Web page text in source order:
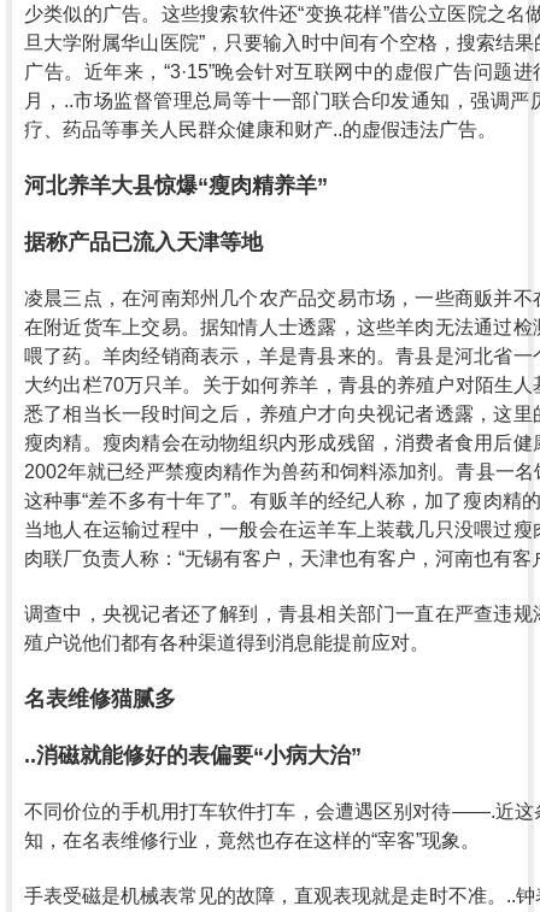
少类似的广告。这些搜索软件还“变换花样”借公立医院之名
旦大学附属华山医院”，只要输入时中间有个空格，搜索结
广告。近年来，“3·15”晚会针对互联网中的虚假广告问题
月，..市场监督管理总局等十一部门联合印发通知，强调严
疗、药品等事关人民群众健康和财产..的虚假违法广告。
河北养羊大县惊爆“瘦肉精养羊”
据称产品已流入天津等地
凌晨三点，在河南郑州几个农产品交易市场，一些商贩并
在附近货车上交易。据知情人士透露，这些羊肉无法通过
喂了药。羊肉经销商表示，羊是青县来的。青县是河北省
大约出栏70万只羊。关于如何养羊，青县的养殖户对陌生
悉了相当长一段时间之后，养殖户才向央视记者透露，这
瘦肉精。瘦肉精会在动物组织内形成残留，消费者食用后
2002年就已经严禁瘦肉精作为兽药和饲料添加剂。青县一
这种事“差不多有十年了”。有贩羊的经纪人称，加了瘦肉精
当地人在运输过程中，一般会在运羊车上装载几只没喂过
肉联厂负责人称：“无锡有客户，天津也有客户，河南也有客
调查中，央视记者还了解到，青县相关部门一直在严查违
殖户说他们都有各种渠道得到消息能提前应对。
名表维修猫腻多
..消磁就能修好的表偏要“小病大治”
不同价位的手机用打车软件打车，会遭遇区别对待——.近这
知，在名表维修行业，竟然也存在这样的“宰客”现象。
手表受磁是机械表常见的故障，直观表现就是走时不准。..